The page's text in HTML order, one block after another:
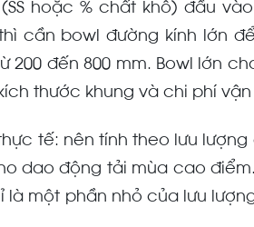
hoặc % chất khô) đầu
cần bowl đường kính lớn
từ 200 đến 800 mm. Bowl lớn
thước khung và chi phí
tế: nên tính theo lưu
dao động tải mùa cao
là một phần nhỏ của lưu